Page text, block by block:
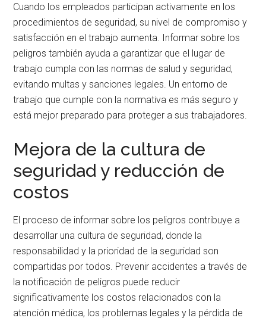
Cuando los empleados participan activamente en los
procedimientos de seguridad, su nivel de compromiso y
satisfacción en el trabajo aumenta. Informar sobre los
peligros también ayuda a garantizar que el lugar de
trabajo cumpla con las normas de salud y seguridad,
evitando multas y sanciones legales. Un entorno de
trabajo que cumple con la normativa es más seguro y
está mejor preparado para proteger a sus trabajadores.
Mejora de la cultura de
seguridad y reducción de
costos
El proceso de informar sobre los peligros contribuye a
desarrollar una cultura de seguridad, donde la
responsabilidad y la prioridad de la seguridad son
compartidas por todos. Prevenir accidentes a través de
la notificación de peligros puede reducir
significativamente los costos relacionados con la
atención médica, los problemas legales y la pérdida de